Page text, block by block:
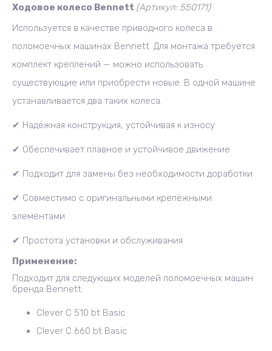
Ходовое колесо Bennett (Артикул: 550171)
Используется в качестве приводного колеса в
поломоечных машинах Bennett. Для монтажа требуется
комплект креплений — можно использовать
существующие или приобрести новые. В одной машине
устанавливается два таких колеса.
✔ Надёжная конструкция, устойчивая к износу
✔ Обеспечивает плавное и устойчивое движение
✔ Подходит для замены без необходимости доработки
✔ Совместимо с оригинальными крепёжными
элементами
✔ Простота установки и обслуживания
Применение:
Подходит для следующих моделей поломоечных машин
бренда Bennett:
Clever C 510 bt Basic
Clever C 660 bt Basic